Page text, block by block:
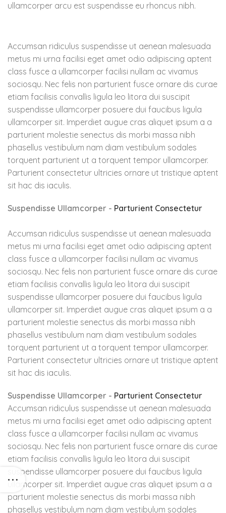
ullamcorper arcu est suspendisse eu rhoncus nibh.
Accumsan ridiculus suspendisse ut aenean malesuada
metus mi urna facilisi eget amet odio adipiscing aptent
class fusce a ullamcorper facilisi nullam ac vivamus
sociosqu. Nec felis non parturient fusce ornare dis curae
etiam facilisis convallis ligula leo litora dui suscipit
suspendisse ullamcorper posuere dui faucibus ligula
ullamcorper sit. Imperdiet augue cras aliquet ipsum a a
parturient molestie senectus dis morbi massa nibh
phasellus vestibulum nam diam vestibulum sodales
torquent parturient ut a torquent tempor ullamcorper.
Parturient consectetur ultricies ornare ut tristique aptent
sit hac dis iaculis.
Suspendisse Ullamcorper - Parturient Consectetur
Accumsan ridiculus suspendisse ut aenean malesuada
metus mi urna facilisi eget amet odio adipiscing aptent
class fusce a ullamcorper facilisi nullam ac vivamus
sociosqu. Nec felis non parturient fusce ornare dis curae
etiam facilisis convallis ligula leo litora dui suscipit
suspendisse ullamcorper posuere dui faucibus ligula
ullamcorper sit. Imperdiet augue cras aliquet ipsum a a
parturient molestie senectus dis morbi massa nibh
phasellus vestibulum nam diam vestibulum sodales
torquent parturient ut a torquent tempor ullamcorper.
Parturient consectetur ultricies ornare ut tristique aptent
sit hac dis iaculis.
Suspendisse Ullamcorper - Parturient Consectetur
Accumsan ridiculus suspendisse ut aenean malesuada
metus mi urna facilisi eget amet odio adipiscing aptent
class fusce a ullamcorper facilisi nullam ac vivamus
sociosqu. Nec felis non parturient fusce ornare dis curae
etiam facilisis convallis ligula leo litora dui suscipit
suspendisse ullamcorper posuere dui faucibus ligula
ullamcorper sit. Imperdiet augue cras aliquet ipsum a a
parturient molestie senectus dis morbi massa nibh
phasellus vestibulum nam diam vestibulum sodales